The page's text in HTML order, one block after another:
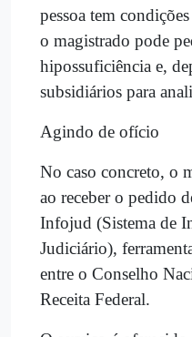
pessoa tem
o magistrado pode
hipossuficiência e,
subsidiários para
Agindo de ofício
No caso concreto, o
ao receber o pedido
Infojud (Sistema de
Judiciário),
entre o Conselho
Receita Federal.